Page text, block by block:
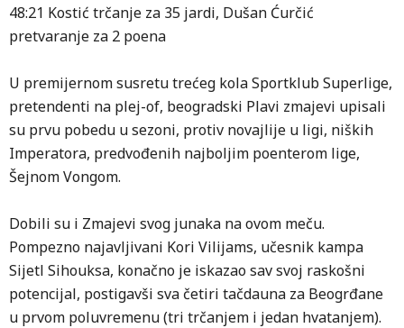
48:21 Kostić trčanje za 35 jardi, Dušan Ćurčić
pretvaranje za 2 poena
U premijernom susretu trećeg kola Sportklub Superlige,
pretendenti na plej-of, beogradski Plavi zmajevi upisali
su prvu pobedu u sezoni, protiv novajlije u ligi, niških
Imperatora, predvođenih najboljim poenterom lige,
Šejnom Vongom.
Dobili su i Zmajevi svog junaka na ovom meču.
Pompezno najavljivani Kori Vilijams, učesnik kampa
Sijetl Sihouksa, konačno je iskazao sav svoj raskošni
potencijal, postigavši sva četiri tačdauna za Beogrđane
u prvom poluvremenu (tri trčanjem i jedan hvatanjem).